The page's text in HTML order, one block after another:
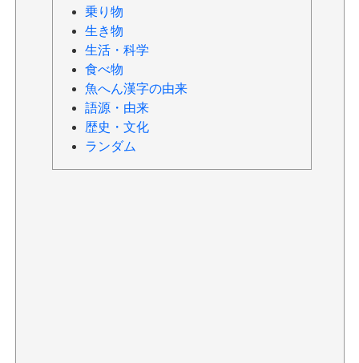
乗り物
生き物
生活・科学
食べ物
魚へん漢字の由来
語源・由来
歴史・文化
ランダム